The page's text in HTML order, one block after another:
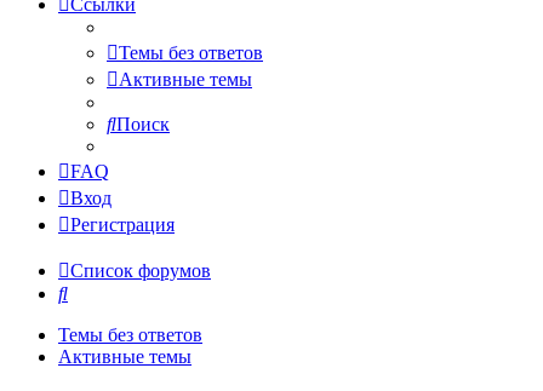
Ссылки
Темы без ответов
Активные темы
Поиск
FAQ
Вход
Регистрация
Список форумов
Поиск
Темы без ответов
Активные темы